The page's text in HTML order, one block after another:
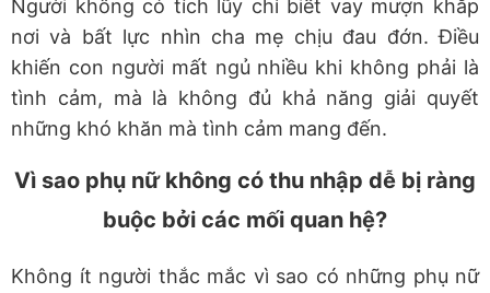
Người không có tích lũy chỉ biết vay mượn khắp
nơi và bất lực nhìn cha mẹ chịu đau đớn. Điều
khiến con người mất ngủ nhiều khi không phải là
tình cảm, mà là không đủ khả năng giải quyết
những khó khăn mà tình cảm mang đến.
Vì sao phụ nữ không có thu nhập dễ bị ràng
buộc bởi các mối quan hệ?
Không ít người thắc mắc vì sao có những phụ nữ